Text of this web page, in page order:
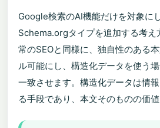
Google検索のAI機能だけを対象に
Schema.orgタイプを追加する考え
常のSEOと同様に、独自性のある
ル可能にし、構造化データを使う
一致させます。構造化データは情
る手段であり、本文そのものの価値